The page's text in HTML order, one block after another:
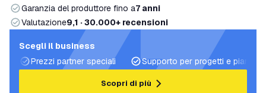
Garanzia del produttore fino a7 anni
Valutazione9,1 · 30.000+ recensioni
Scegli il business
Prezzi partner speciali
Supporto per progetti e piani di
Scopri di più